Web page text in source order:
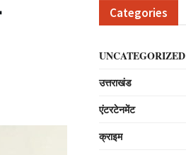
Categories
UNCATEGORIZED
उत्तराखंड
एंटरटेनमेंट
क्राइम